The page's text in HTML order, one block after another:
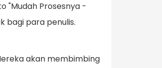
"Mudah Prosesnya -
bagi para penulis.
akan membimbing